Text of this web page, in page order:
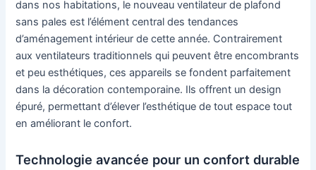
dans nos habitations, le nouveau ventilateur de plafond
sans pales est l’élément central des tendances
d’aménagement intérieur de cette année. Contrairement
aux ventilateurs traditionnels qui peuvent être encombrants
et peu esthétiques, ces appareils se fondent parfaitement
dans la décoration contemporaine. Ils offrent un design
épuré, permettant d’élever l’esthétique de tout espace tout
en améliorant le confort.
Technologie avancée pour un confort durable